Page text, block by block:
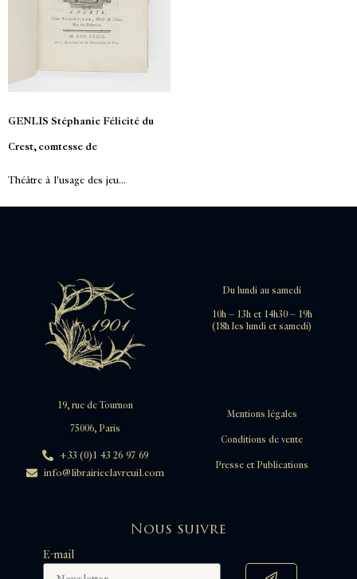
GENLIS Stéphanie Félicité du
Crest, comtesse de
Théâtre à l'usage des jeu...
Du lundi au samedi
10h – 13h et 14h30 – 19h
(18h les lundi et samedi)
19, rue de Tournon
75006, Paris
+33 (0)1 43 26 97 69
info@librairieclavreuil.com
Mentions légales
Conditions de vente
Presse et Publications
Nous suivre
E-mail